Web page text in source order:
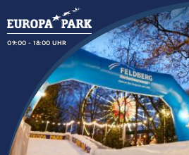
09:00 - 18:00 UHR